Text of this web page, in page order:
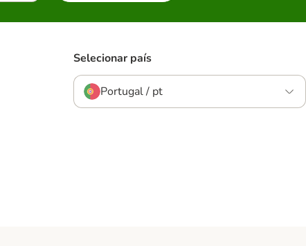
Selecionar país
Portugal / pt